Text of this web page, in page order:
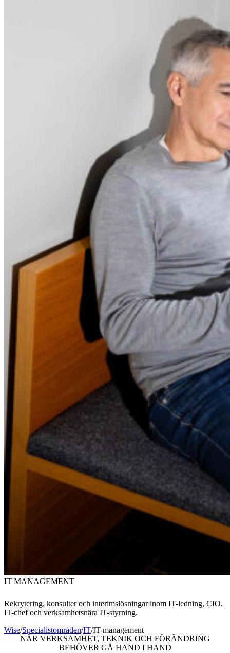
IT MANAGEMENT
Rekrytering, konsulter och interimslösningar inom IT-ledning, CIO,
IT-chef och verksamhetsnära IT-styrning.
Wise/Specialistområden/IT/IT-management
NÄR VERKSAMHET, TEKNIK OCH FÖRÄNDRING
BEHÖVER GÅ HAND I HAND